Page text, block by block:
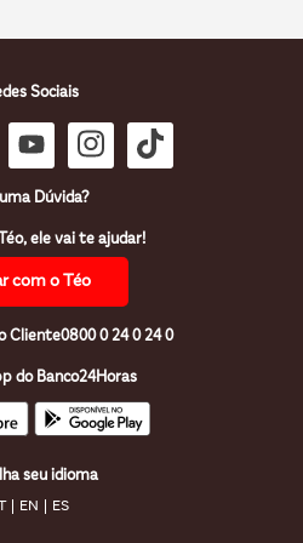
Sociais
Dúvida?
ele vai te ajudar!
com o Téo
Cliente0800 0 24 0 24 0
do Banco24Horas
seu idioma
EN ES